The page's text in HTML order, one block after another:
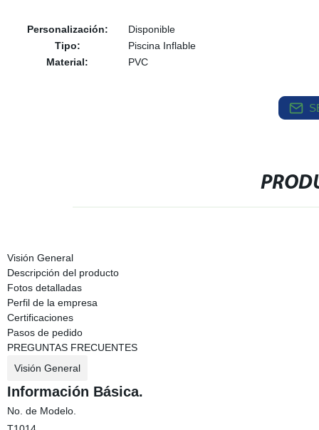
Personalización:
Disponible
Tipo:
Piscina Inflable
Material:
PVC
Visión General
Descripción del producto
Fotos detalladas
Perfil de la empresa
Certificaciones
Pasos de pedido
PREGUNTAS FRECUENTES
Visión General
Información Básica.
No. de Modelo.